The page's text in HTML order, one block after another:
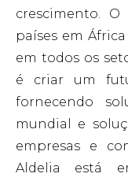
crescimento.
países em
em todos os
é criar um
fornecendo
mundial e
empresas e
Aldelia está